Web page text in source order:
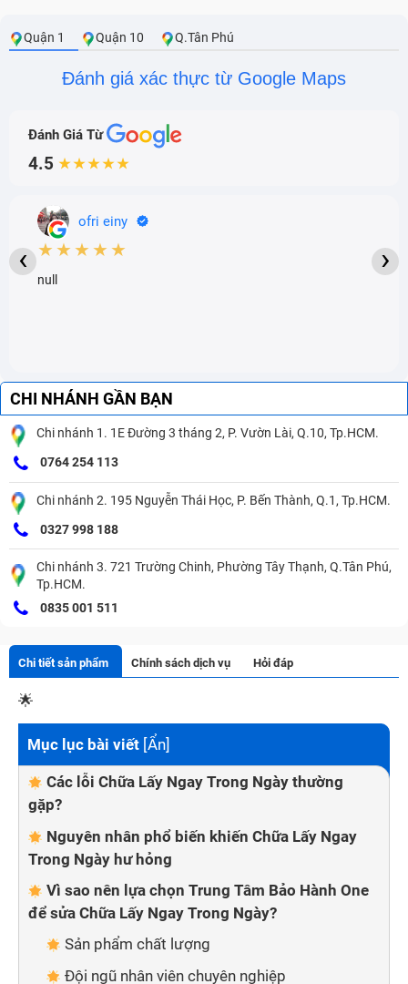
Quận 1 Quận 10 Q.Tân Phú
Đánh giá xác thực từ Google Maps
Đánh Giá Từ
4.5 ★★★★★
ofri einy
★★★★★
null
‹ ›
CHI NHÁNH GẦN BẠN
Chi nhánh 1. 1E Đường 3 tháng 2, P. Vườn Lài, Q.10, Tp.HCM.
0764 254 113
Chi nhánh 2. 195 Nguyễn Thái Học, P. Bến Thành, Q.1, Tp.HCM.
0327 998 188
Chi nhánh 3. 721 Trường Chinh, Phường Tây Thạnh, Q.Tân Phú,
Tp.HCM.
0835 001 511
Chi tiết sản phẩm Chính sách dịch vụ Hỏi đáp
🌟
Mục lục bài viết [Ẩn]
Các lỗi Chữa Lấy Ngay Trong Ngày thường
gặp?
Nguyên nhân phổ biến khiến Chữa Lấy Ngay
Trong Ngày hư hỏng
Vì sao nên lựa chọn Trung Tâm Bảo Hành One
để sửa Chữa Lấy Ngay Trong Ngày?
Sản phẩm chất lượng
Đội ngũ nhân viên chuyên nghiệp